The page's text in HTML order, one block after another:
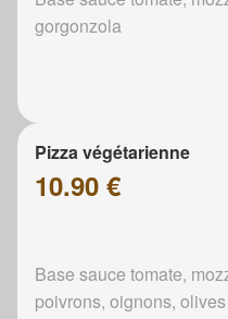
gorgonzola
Pizza végétarienne
10.90 €
Base sauce tomate,
poivrons, oignons, olives